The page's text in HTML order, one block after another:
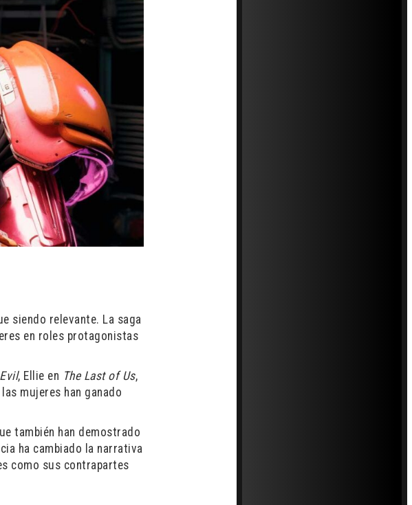
siendo relevante. La saga
en roles protagonistas
, Ellie en The Last of Us,
mujeres han ganado
también han demostrado
ha cambiado la narrativa
como sus contrapartes